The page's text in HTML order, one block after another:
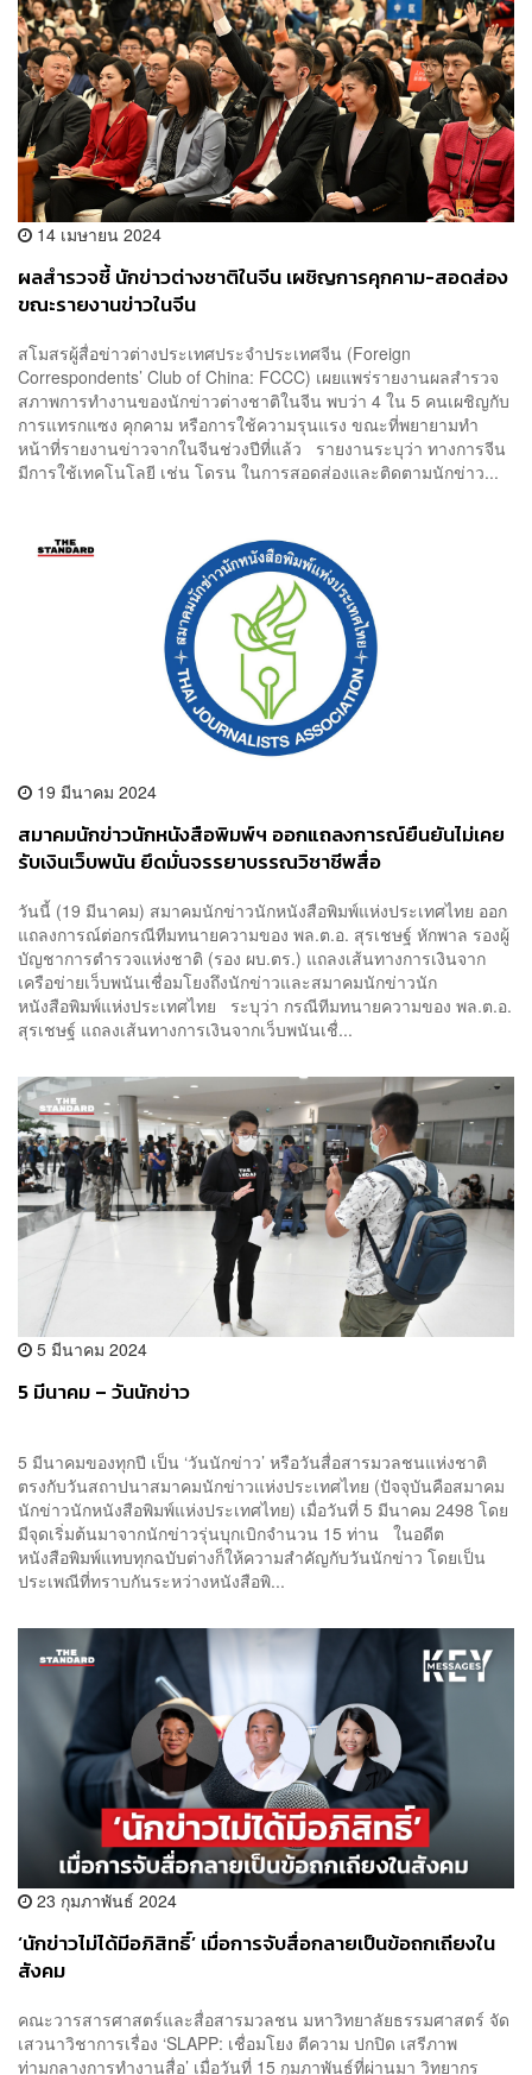
14 เมษายน 2024
ผลสำรวจชี้ นักข่าวต่างชาติในจีน เผชิญการคุกคาม-สอดส่อง
ขณะรายงานข่าวในจีน
สโมสรผู้สื่อข่าวต่างประเทศประจำประเทศจีน (Foreign
Correspondents’ Club of China: FCCC) เผยแพร่รายงานผลสำรวจ
สภาพการทำงานของนักข่าวต่างชาติในจีน พบว่า 4 ใน 5 คนเผชิญกับ
การแทรกแซง คุกคาม หรือการใช้ความรุนแรง ขณะที่พยายามทำ
หน้าที่รายงานข่าวจากในจีนช่วงปีที่แล้ว รายงานระบุว่า ทางการจีน
มีการใช้เทคโนโลยี เช่น โดรน ในการสอดส่องและติดตามนักข่าว...
19 มีนาคม 2024
สมาคมนักข่าวนักหนังสือพิมพ์ฯ ออกแถลงการณ์ยืนยันไม่เคย
รับเงินเว็บพนัน ยึดมั่นจรรยาบรรณวิชาชีพสื่อ
วันนี้ (19 มีนาคม) สมาคมนักข่าวนักหนังสือพิมพ์แห่งประเทศไทย ออก
แถลงการณ์ต่อกรณีทีมทนายความของ พล.ต.อ. สุรเชษฐ์ หักพาล รองผู้
บัญชาการตำรวจแห่งชาติ (รอง ผบ.ตร.) แถลงเส้นทางการเงินจาก
เครือข่ายเว็บพนันเชื่อมโยงถึงนักข่าวและสมาคมนักข่าวนัก
หนังสือพิมพ์แห่งประเทศไทย ระบุว่า กรณีทีมทนายความของ พล.ต.อ.
สุรเชษฐ์ แถลงเส้นทางการเงินจากเว็บพนันเชื่...
5 มีนาคม 2024
5 มีนาคม – วันนักข่าว
5 มีนาคมของทุกปี เป็น ‘วันนักข่าว’ หรือวันสื่อสารมวลชนแห่งชาติ
ตรงกับวันสถาปนาสมาคมนักข่าวแห่งประเทศไทย (ปัจจุบันคือสมาคม
นักข่าวนักหนังสือพิมพ์แห่งประเทศไทย) เมื่อวันที่ 5 มีนาคม 2498 โดย
มีจุดเริ่มต้นมาจากนักข่าวรุ่นบุกเบิกจำนวน 15 ท่าน ในอดีต
หนังสือพิมพ์แทบทุกฉบับต่างก็ให้ความสำคัญกับวันนักข่าว โดยเป็น
ประเพณีที่ทราบกันระหว่างหนังสือพิ...
23 กุมภาพันธ์ 2024
‘นักข่าวไม่ได้มีอภิสิทธิ์’ เมื่อการจับสื่อกลายเป็นข้อถกเถียงใน
สังคม
คณะวารสารศาสตร์และสื่อสารมวลชน มหาวิทยาลัยธรรมศาสตร์ จัด
เสวนาวิชาการเรื่อง ‘SLAPP: เชื่อมโยง ตีความ ปกปิด เสรีภาพ​
ท่ามกลาง​การ​ทำงานสื่อ’ เมื่อวันที่ 15 กุมภาพันธ์ที่ผ่านมา วิทยากร